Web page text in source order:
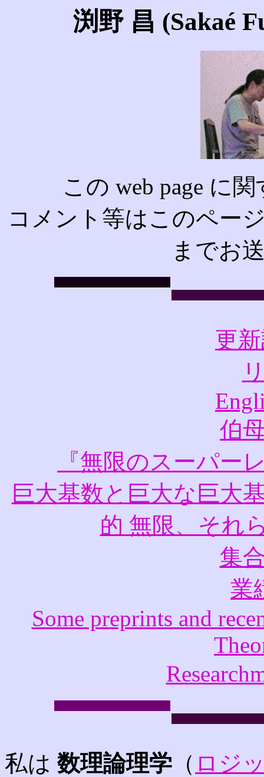
渕野 昌 (Sakaé
この web page に
コメント等はこのペー
までお
更
伯
『無限のスーパー
巨大基数と巨大な巨大
的 無限、それ
集
業
Some preprints and
私は 数理論理学 （ ロジ